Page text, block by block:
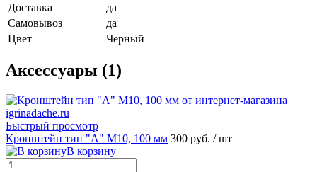
Доставка
да
Самовывоз
да
Цвет
Черный
Аксессуары (1)
Быстрый просмотр
Кронштейн тип "A" M10, 100 мм 300 руб. / шт
В корзину